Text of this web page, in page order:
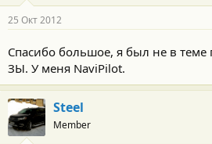
25 Окт 2012
Спасибо большое, я был не в теме
ЗЫ. У меня NaviPilot.
Steel
Member